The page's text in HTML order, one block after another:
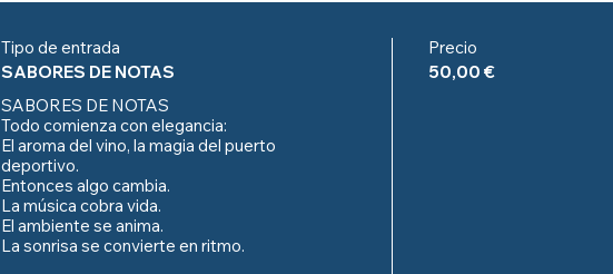
Tipo de entrada
SABORES DE NOTAS
SABORES DE NOTAS
Todo comienza con elegancia:
El aroma del vino, la magia del puerto
deportivo.
Entonces algo cambia.
La música cobra vida.
El ambiente se anima.
La sonrisa se convierte en ritmo.
Precio
50,00 €